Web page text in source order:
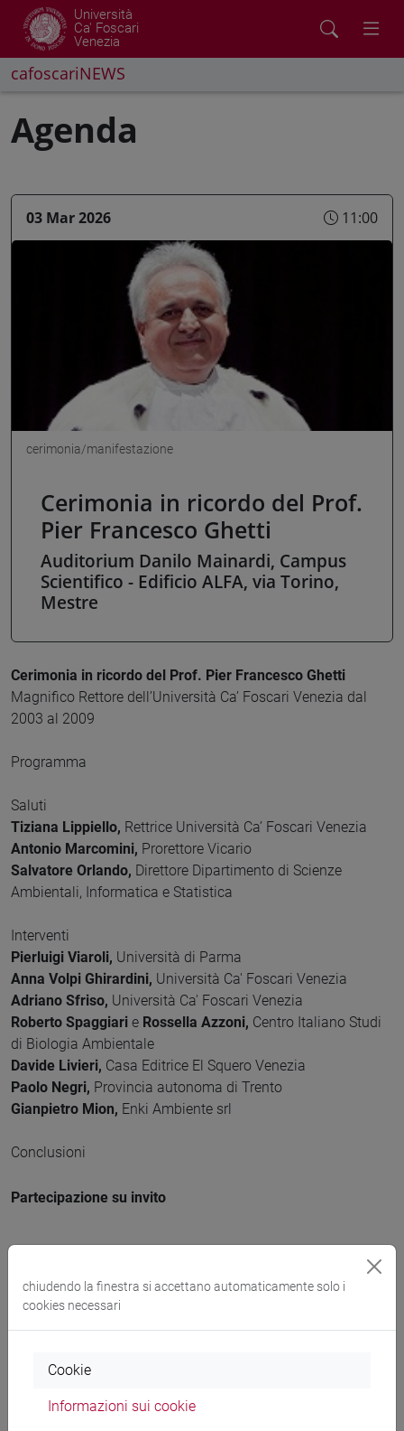
Università
Ca' Foscari
Venezia
cafoscariNEWS
Agenda
03 Mar 2026 11:00
cerimonia/manifestazione
Cerimonia in ricordo del Prof.
Pier Francesco Ghetti
Auditorium Danilo Mainardi, Campus
Scientifico - Edificio ALFA, via Torino,
Mestre
Cerimonia in ricordo del Prof. Pier Francesco Ghetti
Magnifico Rettore dell’Università Ca’ Foscari Venezia dal
2003 al 2009
Programma
Saluti
Tiziana Lippiello, Rettrice Università Ca’ Foscari Venezia
Antonio Marcomini, Prorettore Vicario
Salvatore Orlando, Direttore Dipartimento di Scienze
Ambientali, Informatica e Statistica
Interventi
Pierluigi Viaroli, Università di Parma
Anna Volpi Ghirardini, Università Ca' Foscari Venezia
Adriano Sfriso, Università Ca' Foscari Venezia
Roberto Spaggiari e Rossella Azzoni, Centro Italiano Studi
di Biologia Ambientale
Davide Livieri, Casa Editrice El Squero Venezia
Paolo Negri, Provincia autonoma di Trento
Gianpietro Mion, Enki Ambiente srl
Conclusioni
Partecipazione su invito
L'evento si terrà in
Organizzatore
chiudendo la finestra si accettano automaticamente solo i
cookies necessari
Cookie
Informazioni sui cookie